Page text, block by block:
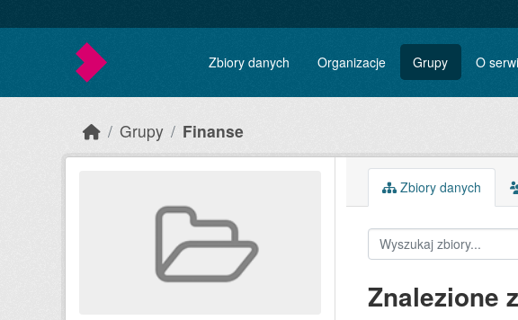
Zbiory danych Organizacje Grupy O
Grupy Finanse
Zbiory danych
Znalezione